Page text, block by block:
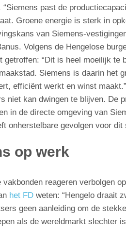
“Siemens past de
Groene energie is sterk in
van Siemens-
Volgens de Hengelose
getroffen: “Dit is heel moeilijk te
Siemens is daarin het
efficiënt werkt en winst
niet kan dwingen te blijven. De
in de directe omgeving van
onherstelbare gevolgen voor dit
op werk
vakbonden reageren verbolgen
het FDweten: “Hengelo draait
geen aanleiding om de
als de wereldmarkt slechter